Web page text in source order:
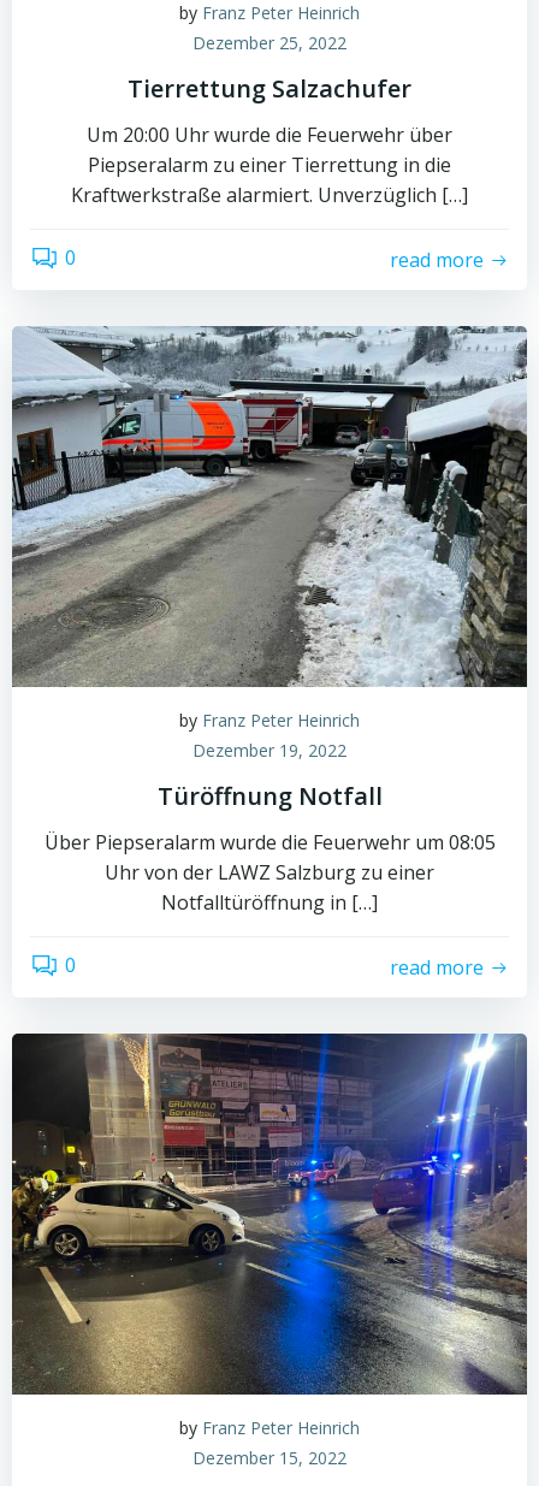
by Franz Peter Heinrich
Dezember 25, 2022
Tierrettung Salzachufer
Um 20:00 Uhr wurde die Feuerwehr über
Piepseralarm zu einer Tierrettung in die
Kraftwerkstraße alarmiert. Unverzüglich […]
0 read more
by Franz Peter Heinrich
Dezember 19, 2022
Türöffnung Notfall
Über Piepseralarm wurde die Feuerwehr um 08:05
Uhr von der LAWZ Salzburg zu einer
Notfalltüröffnung in […]
0 read more
by Franz Peter Heinrich
Dezember 15, 2022